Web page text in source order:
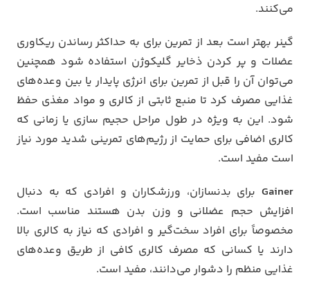
می‌کنند.
گینر بهتر است بعد از تمرین برای به حداکثر رساندن ریکاوری
عضلات و پر کردن ذخایر گلیکوژن استفاده شود همچنین
می‌توان آن را قبل از تمرین برای انرژی پایدار یا بین وعده‌های
غذایی مصرف کرد تا منبع ثابتی از کالری و مواد مغذی حفظ
شود. این به ویژه در طول مراحل حجیم سازی یا زمانی که
کالری اضافی برای حمایت از رژیم‌های تمرینی شدید مورد نیاز
است مفید است.
Gainer برای بدنسازان، ورزشکاران و افرادی که به دنبال
افزایش حجم عضلانی و وزن بدن هستند مناسب است.
مخصوصاً برای افراد سخت‌گیر و افرادی که نیاز به کالری بالا
دارند یا کسانی که مصرف کالری کافی از طریق وعده‌های
غذایی منظم را دشوار می‌دانند، مفید است.